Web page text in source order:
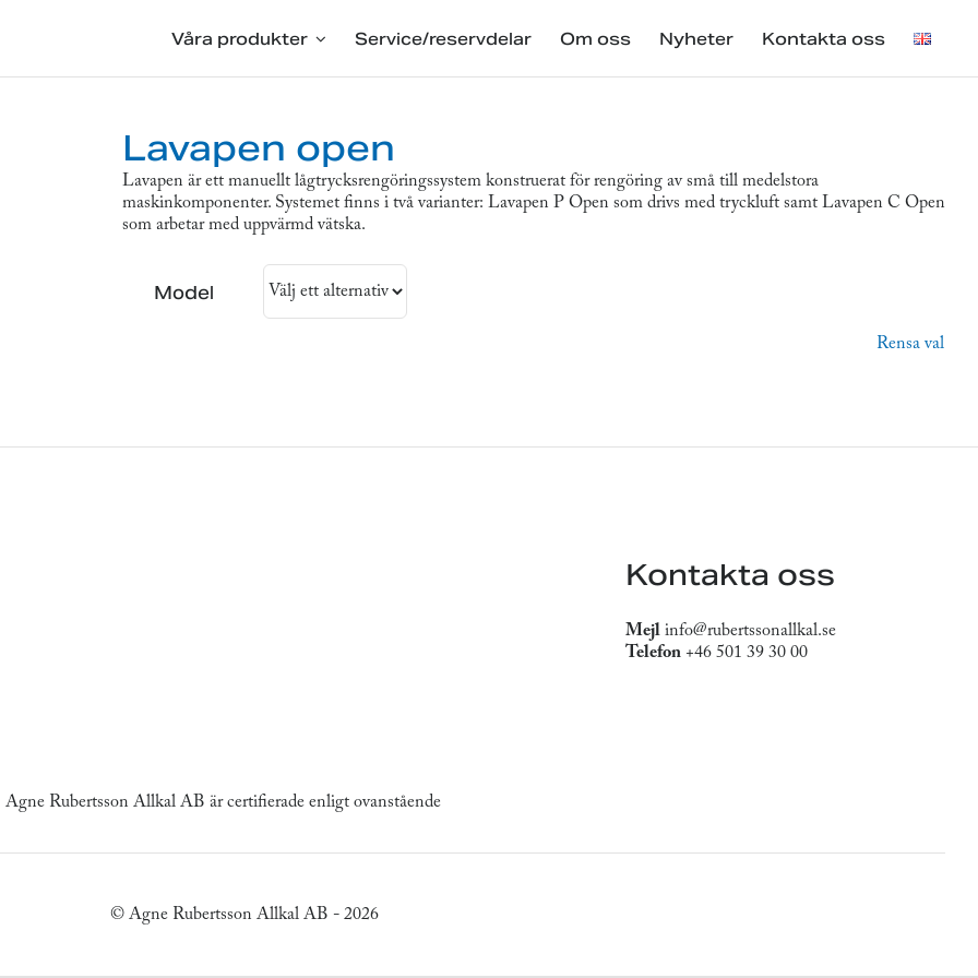
Våra produkter Service/reservdelar Om oss Nyheter Kontakta oss
Lavapen open
Lavapen är ett manuellt lågtrycksrengöringssystem konstruerat för rengöring av små till medelstora
maskinkomponenter. Systemet finns i två varianter: Lavapen P Open som drivs med tryckluft samt Lavapen C Open
som arbetar med uppvärmd vätska.
Model
Rensa val
Agne Rubertsson Allkal AB är certifierade enligt ovanstående
Kontakta oss
Mejlinfo@rubertssonallkal.se
Telefon+46 501 39 30 00
© Agne Rubertsson Allkal AB - 2026